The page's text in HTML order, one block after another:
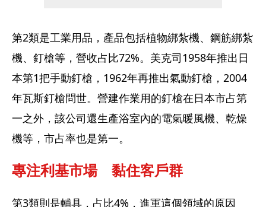
第2類是工業用品，產品包括植物綁紮機、鋼筋綁紮
機、釘槍等，營收占比72%。美克司1958年推出日
本第1把手動釘槍，1962年再推出氣動釘槍，2004
年瓦斯釘槍問世。營建作業用的釘槍在日本市占第
一之外，該公司還生產浴室內的電氣暖風機、乾燥
機等，市占率也是第一。
專注利基市場　黏住客戶群
第3類則是輔具，占比4%，進軍這個領域的原因